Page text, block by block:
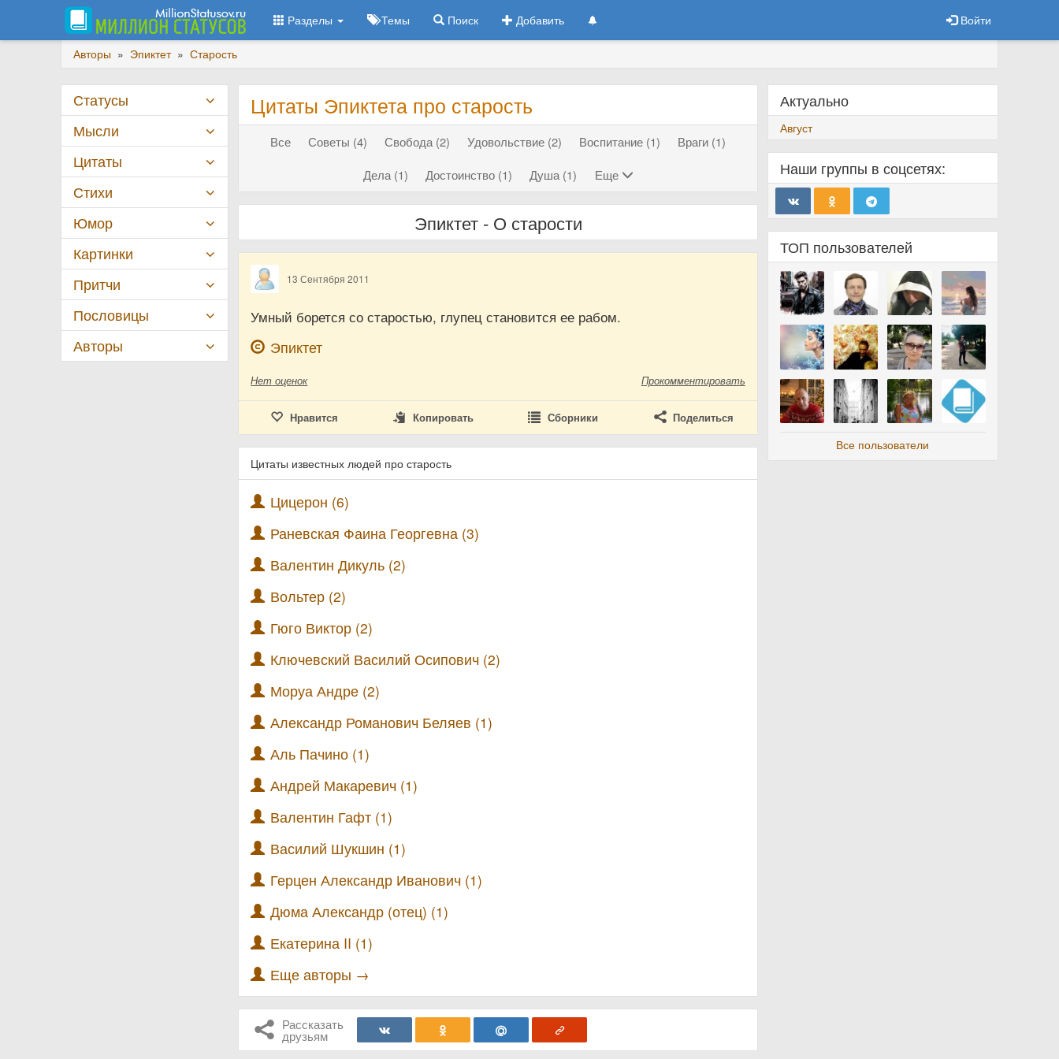
Разделы Темы Поиск Добавить Войти
Авторы » Эпиктет » Старость
Цитаты Эпиктета про старость
Все Советы (4) Свобода (2) Удовольствие (2) Воспитание (1)
Враги (1)
Дела (1)
Достоинство (1) Душа (1) Еще
Эпиктет - О старости
13 Сентября 2011
Умный борется со старостью, глупец становится ее рабом.
Эпиктет
Нет оценок Прокомментировать
Нравится Копировать Сборники Поделиться
Цитаты известных людей про старость
Цицерон (6)
Раневская Фаина Георгевна (3)
Валентин Дикуль (2)
Вольтер (2)
Гюго Виктор (2)
Ключевский Василий Осипович (2)
Моруа Андре (2)
Александр Романович Беляев (1)
Аль Пачино (1)
Андрей Макаревич (1)
Валентин Гафт (1)
Василий Шукшин (1)
Герцен Александр Иванович (1)
Дюма Александр (отец) (1)
Екатерина II (1)
Еще авторы →
Рассказать
друзьям
Актуально
Август
Наши группы в соцсетях:
ТОП пользователей
Все пользователи
Статусы
Мысли
Цитаты
Стихи
Юмор
Картинки
Притчи
Пословицы
Авторы